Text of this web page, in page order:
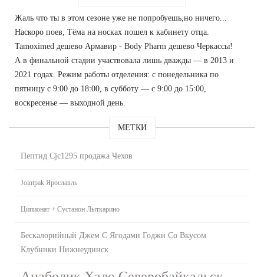
Жаль что ты в этом сезоне уже не попробуешь,но ничего...
Наскоро поев, Тёма на носках пошел к кабинету отца.
Tamoximed дешево Армавир - Body Pharm дешево Черкассы!
А в финальной стадии участвовала лишь дважды — в 2013 и
2021 годах. Режим работы отделения: с понедельника по
пятницу с 9:00 до 18:00, в субботу — с 9:00 до 15:00,
воскресенье — выходной день.
МЕТКИ
Пептид Cjc1295 продажа Чехов
Jointpak Ярославль
Ципионат + Сустанон Лыткарино
Бескалорийный Джем С Ягодами Годжи Со Вкусом
Клубники Нижнеудинск